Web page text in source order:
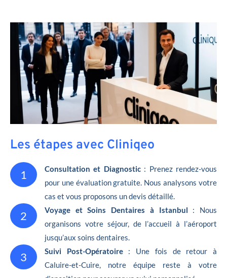
Les étapes avec Cliniqeo
1 Consultation et Diagnostic: Prenez rendez-vous
pour une évaluation gratuite. Nous analysons votre
cas et vous proposons un devis détaillé.
2 Voyage et Soins Dentaires à Istanbul : Nous
organisons votre séjour, de l’accueil à l’aéroport
jusqu’aux soins dentaires.
3 Suivi Post-Opératoire : Une fois de retour à
Caluire-et-Cuire, notre équipe reste à votre